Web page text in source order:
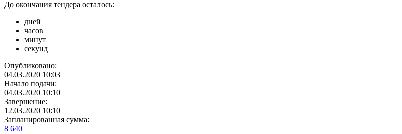
До окончания тендера осталось:
дней
часов
минут
секунд
Опубликовано:
04.03.2020 10:03
Начало подачи:
04.03.2020 10:10
Завершение:
12.03.2020 10:10
Запланированная сумма:
8 640